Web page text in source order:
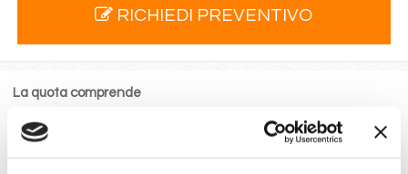
RICHIEDI PREVENTIVO
La quota comprende
La sistemazione nella cabina prescelta dotata di ogni
comfort: servizi privati, aria condizionata, telefono, TV